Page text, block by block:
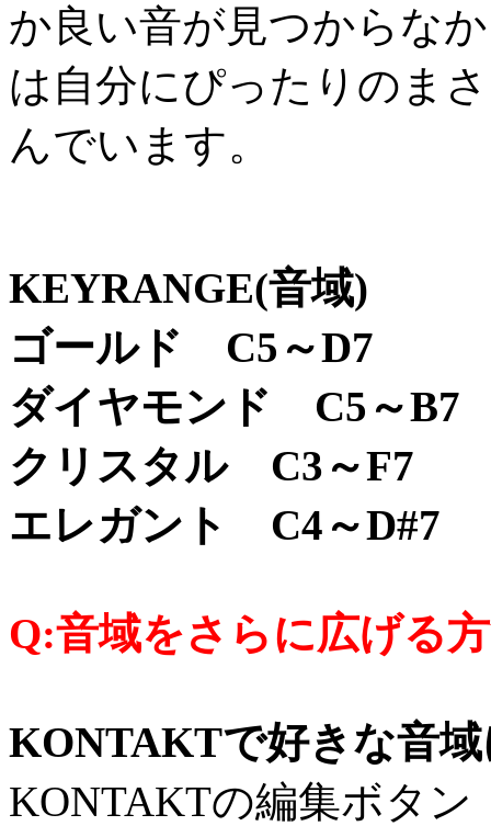
か良い音が見つからな
は自分にぴったりのま
んでいます。
KEYRANGE(音域)
ゴールド C5～D7
ダイヤモンド C5～B7
クリスタル C3～F7
エレガント C4～D#7
Q:音域をさらに広げる
KONTAKTで好きな音
KONTAKTの編集ボタ